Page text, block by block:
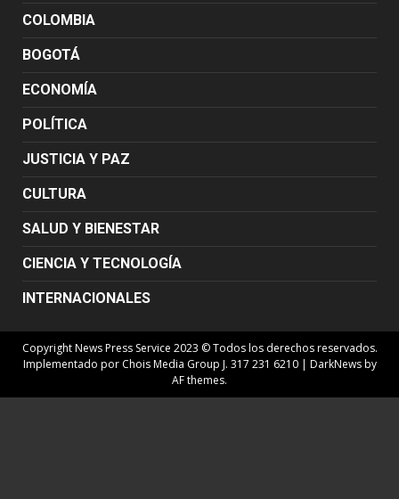
COLOMBIA
BOGOTÁ
ECONOMÍA
POLÍTICA
JUSTICIA Y PAZ
CULTURA
SALUD Y BIENESTAR
CIENCIA Y TECNOLOGÍA
INTERNACIONALES
Copyright News Press Service 2023 © Todos los derechos reservados.
Implementado por Chois Media Group J. 317 231 6210 | DarkNewsby
AF themes.